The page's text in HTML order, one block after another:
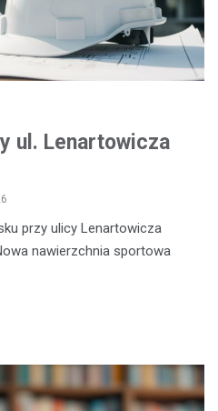
ul. Lenartowicza
przy ulicy Lenartowicza
nawierzchnia sportowa